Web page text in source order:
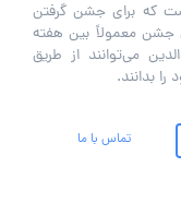
که برای جشن گرفتن
جشن معمولاً بین هفته
والدین می‌توانند از طریق
بدانند.
تماس با ما